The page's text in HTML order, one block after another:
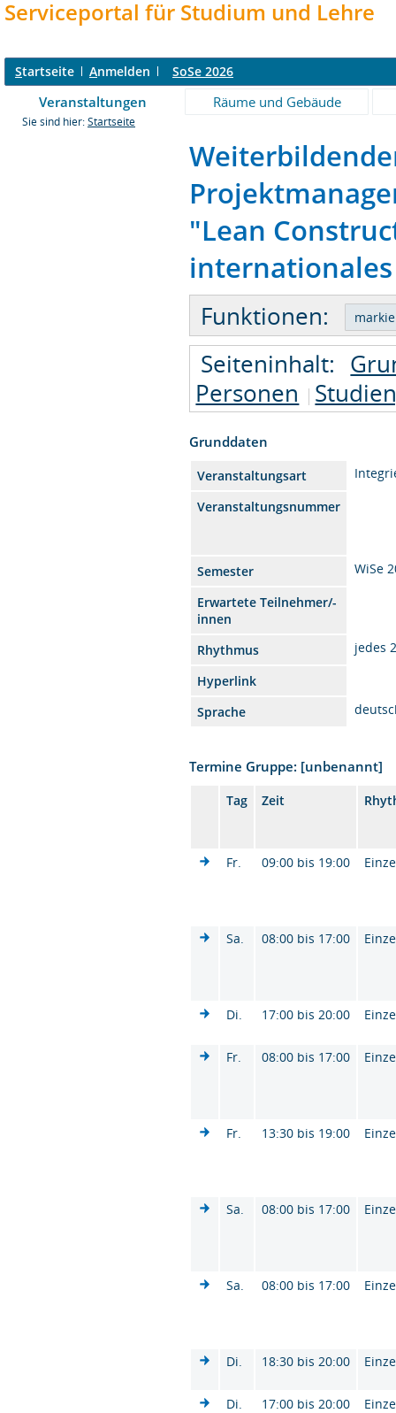
Serviceportal für Studium und Lehre
Startseite Anmelden SoSe 2026
Veranstaltungen Räume und Gebäude
Sie sind hier: Startseite
"Lean
Funktionen:
Seiteninhalt:
Personen
Grunddaten
Veranstaltungsart
Veranstaltungsnummer
Semester
WiSe
Erwartete Teilnehmer/-
innen
Rhythmus
jedes
Hyperlink
Sprache
Termine Gruppe: [unbenannt]
Tag Zeit
Fr. 09:00 bis 19:00
Sa. 08:00 bis 17:00
Di. 17:00 bis 20:00
Fr. 08:00 bis 17:00
Fr. 13:30 bis 19:00
Sa. 08:00 bis 17:00
Sa. 08:00 bis 17:00
Di. 18:30 bis 20:00
Di. 17:00 bis 20:00